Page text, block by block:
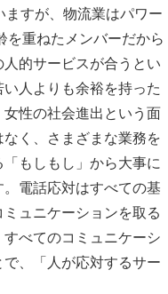
すが、物流業はパワー
を重ねたメンバーだから
的サービスが合うとい
人よりも余裕を持った
性の社会進出という面
く、さまざまな業務を
もしもし」から大事に
電話応対はすべての基
ュニケーションを取る
べてのコミュニケーシ
、「人が応対するサー